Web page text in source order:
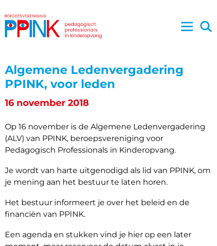
Algemene Ledenvergadering
PPINK, voor leden
16 november 2018
Op 16 november is de Algemene Ledenvergadering
(ALV) van PPINK, beroepsvereniging voor
Pedagogisch Professionals in Kinderopvang.
Je wordt van harte uitgenodigd als lid van PPINK, om
je mening aan het bestuur te laten horen.
Het bestuur informeert je over het beleid en de
financiën van PPINK.
Een agenda en stukken vind je hier op een later